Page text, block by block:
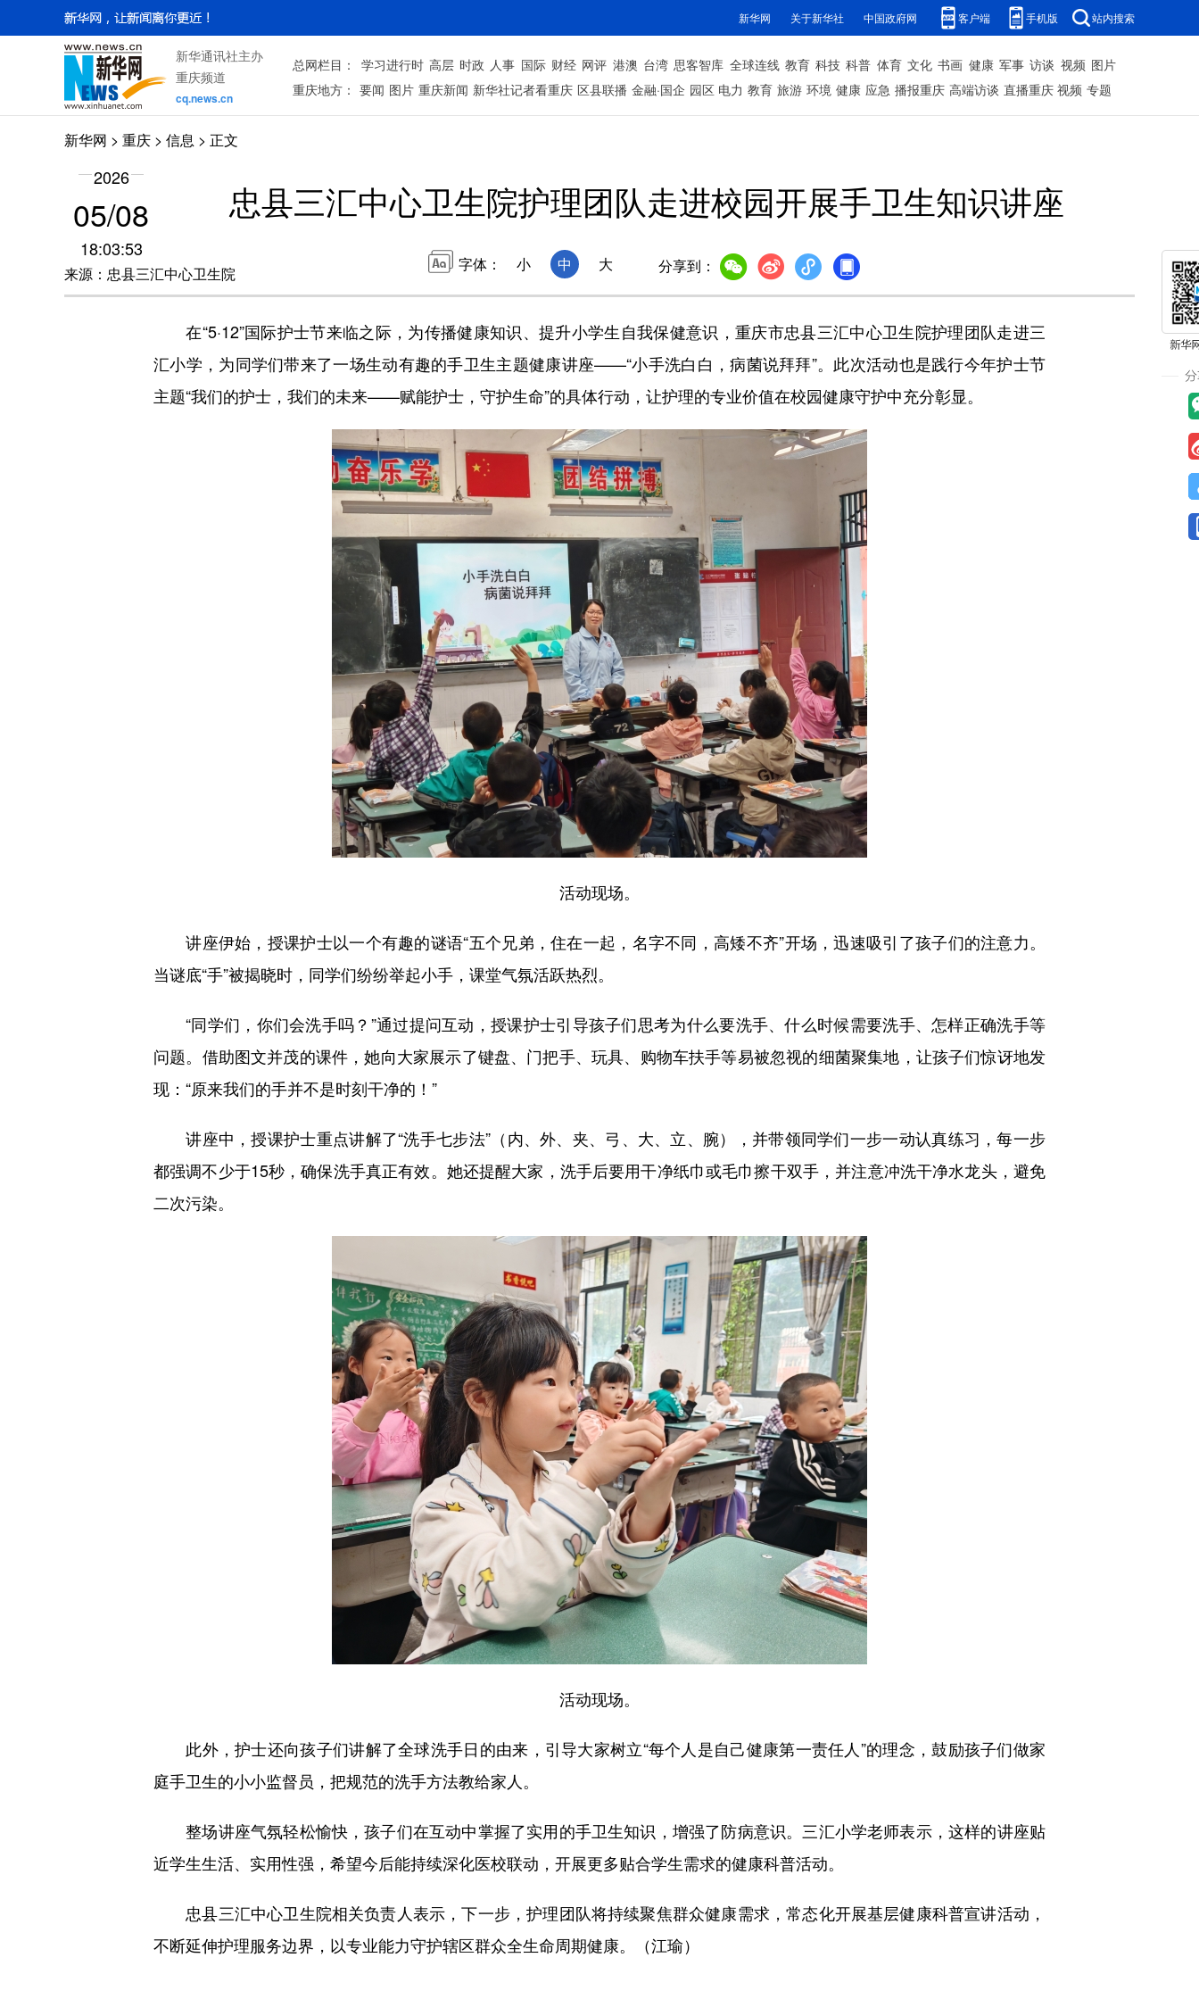
新华网 关于新华社 中国政府网 客户端 手机版 站内搜索
新华通讯社主办
重庆频道
cq.news.cn
总网栏目： 学习进行时 高层 时政 人事 国际 财经 网评 港澳 台湾 思客智库 全球连线 教育 科技 科普 体育 文化 书画 健康 军事 访谈 视频 图片
重庆地方： 要闻 图片 重庆新闻 新华社记者看重庆 区县联播 金融·国企 园区 电力 教育 旅游 环境 健康 应急 播报重庆 高端访谈 直播重庆 视频 专题
新华网 > 重庆 > 信息 > 正文
2026
05/08
18:03:53
来源：忠县三汇中心卫生院
忠县三汇中心卫生院护理团队走进校园开展手卫生知识讲座
字体： 小 中 大 分享到：
在“5·12”国际护士节来临之际，为传播健康知识、提升小学生自我保健意识，重庆市忠县三汇中心卫生院护理团队走进三
汇小学，为同学们带来了一场生动有趣的手卫生主题健康讲座——“小手洗白白，病菌说拜拜”。此次活动也是践行今年护士节
主题“我们的护士，我们的未来——赋能护士，守护生命”的具体行动，让护理的专业价值在校园健康守护中充分彰显。
活动现场。
讲座伊始，授课护士以一个有趣的谜语“五个兄弟，住在一起，名字不同，高矮不齐”开场，迅速吸引了孩子们的注意力。
当谜底“手”被揭晓时，同学们纷纷举起小手，课堂气氛活跃热烈。
“同学们，你们会洗手吗？”通过提问互动，授课护士引导孩子们思考为什么要洗手、什么时候需要洗手、怎样正确洗手等
问题。借助图文并茂的课件，她向大家展示了键盘、门把手、玩具、购物车扶手等易被忽视的细菌聚集地，让孩子们惊讶地发
现：“原来我们的手并不是时刻干净的！”
讲座中，授课护士重点讲解了“洗手七步法”（内、外、夹、弓、大、立、腕），并带领同学们一步一动认真练习，每一步
都强调不少于15秒，确保洗手真正有效。她还提醒大家，洗手后要用干净纸巾或毛巾擦干双手，并注意冲洗干净水龙头，避免
二次污染。
活动现场。
此外，护士还向孩子们讲解了全球洗手日的由来，引导大家树立“每个人是自己健康第一责任人”的理念，鼓励孩子们做家
庭手卫生的小小监督员，把规范的洗手方法教给家人。
整场讲座气氛轻松愉快，孩子们在互动中掌握了实用的手卫生知识，增强了防病意识。三汇小学老师表示，这样的讲座贴
近学生生活、实用性强，希望今后能持续深化医校联动，开展更多贴合学生需求的健康科普活动。
忠县三汇中心卫生院相关负责人表示，下一步，护理团队将持续聚焦群众健康需求，常态化开展基层健康科普宣讲活动，
不断延伸护理服务边界，以专业能力守护辖区群众全生命周期健康。（江瑜）